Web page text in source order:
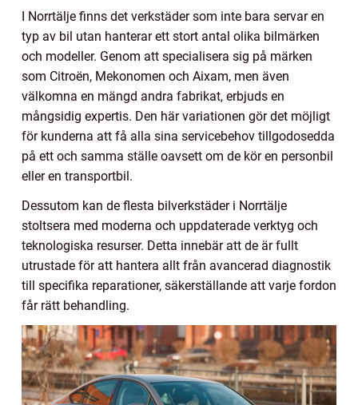
I Norrtälje finns det verkstäder som inte bara servar en
typ av bil utan hanterar ett stort antal olika bilmärken
och modeller. Genom att specialisera sig på märken
som Citroën, Mekonomen och Aixam, men även
välkomna en mängd andra fabrikat, erbjuds en
mångsidig expertis. Den här variationen gör det möjligt
för kunderna att få alla sina servicebehov tillgodosedda
på ett och samma ställe oavsett om de kör en personbil
eller en transportbil.
Dessutom kan de flesta bilverkstäder i Norrtälje
stoltsera med moderna och uppdaterade verktyg och
teknologiska resurser. Detta innebär att de är fullt
utrustade för att hantera allt från avancerad diagnostik
till specifika reparationer, säkerställande att varje fordon
får rätt behandling.